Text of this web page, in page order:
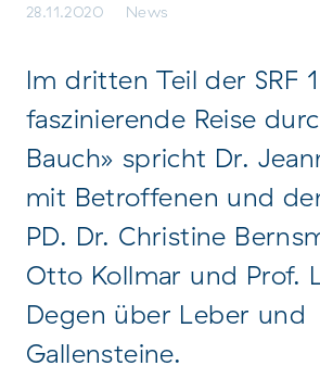
28.11.2020 News
Im dritten Teil der SRF
faszinierende Reise
Bauch» spricht Dr.
mit Betroffenen und
PD. Dr. Christine
Otto Kollmar und Prof.
Degen über Leber und
Gallensteine.